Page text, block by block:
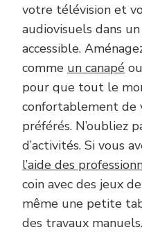
votre télévision et
audiovisuels dans
accessible.
comme un canapé
pour que tout le
confortablement de
préférés. N’oubliez
d’activités. Si vous
l’aide des
coin avec des jeux
même une petite
des travaux